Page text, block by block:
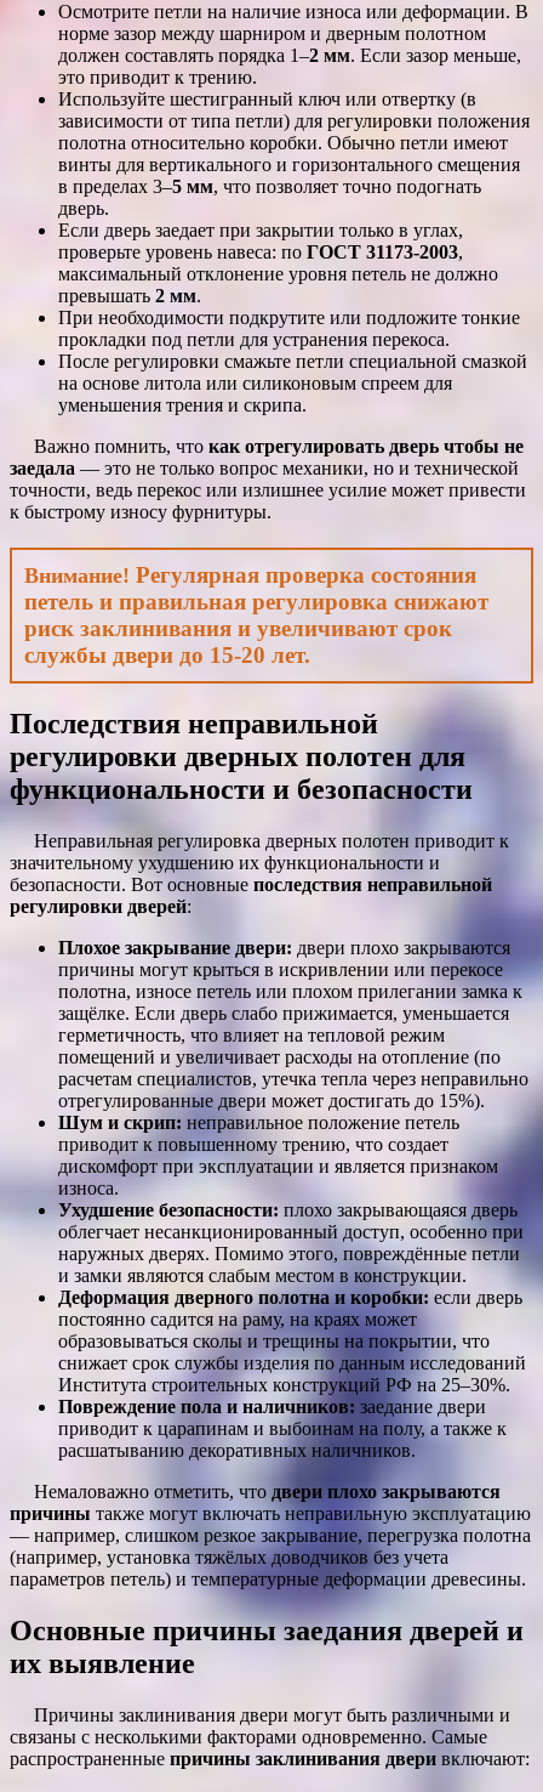
Осмотрите петли на наличие износа или деформации. В
норме зазор между шарниром и дверным полотном
должен составлять порядка 1–2 мм. Если зазор меньше,
это приводит к трению.
Используйте шестигранный ключ или отвертку (в
зависимости от типа петли) для регулировки положения
полотна относительно коробки. Обычно петли имеют
винты для вертикального и горизонтального смещения
в пределах 3–5 мм, что позволяет точно подогнать
дверь.
Если дверь заедает при закрытии только в углах,
проверьте уровень навеса: по ГОСТ 31173-2003,
максимальный отклонение уровня петель не должно
превышать 2 мм.
При необходимости подкрутите или подложите тонкие
прокладки под петли для устранения перекоса.
После регулировки смажьте петли специальной смазкой
на основе литола или силиконовым спреем для
уменьшения трения и скрипа.
Важно помнить, что как отрегулировать дверь чтобы не
заедала— это не только вопрос механики, но и технической
точности, ведь перекос или излишнее усилие может привести
к быстрому износу фурнитуры.
Внимание! Регулярная проверка состояния
петель и правильная регулировка снижают
риск заклинивания и увеличивают срок
службы двери до 15-20 лет.
Последствия неправильной
регулировки дверных полотен для
функциональности и безопасности
Неправильная регулировка дверных полотен приводит к
значительному ухудшению их функциональности и
безопасности. Вот основные последствия неправильной
регулировки дверей:
Плохое закрывание двери: двери плохо закрываются
причины могут крыться в искривлении или перекосе
полотна, износе петель или плохом прилегании замка к
защёлке. Если дверь слабо прижимается, уменьшается
герметичность, что влияет на тепловой режим
помещений и увеличивает расходы на отопление (по
расчетам специалистов, утечка тепла через неправильно
отрегулированные двери может достигать до 15%).
Шум и скрип: неправильное положение петель
приводит к повышенному трению, что создает
дискомфорт при эксплуатации и является признаком
износа.
Ухудшение безопасности: плохо закрывающаяся дверь
облегчает несанкционированный доступ, особенно при
наружных дверях. Помимо этого, повреждённые петли
и замки являются слабым местом в конструкции.
Деформация дверного полотна и коробки: если дверь
постоянно садится на раму, на краях может
образовываться сколы и трещины на покрытии, что
снижает срок службы изделия по данным исследований
Института строительных конструкций РФ на 25–30%.
Повреждение пола и наличников: заедание двери
приводит к царапинам и выбоинам на полу, а также к
расшатыванию декоративных наличников.
Немаловажно отметить, что двери плохо закрываются
причины также могут включать неправильную эксплуатацию
— например, слишком резкое закрывание, перегрузка полотна
(например, установка тяжёлых доводчиков без учета
параметров петель) и температурные деформации древесины.
Основные причины заедания дверей и
их выявление
Причины заклинивания двери могут быть различными и
связаны с несколькими факторами одновременно. Самые
распространенные причины заклинивания двери включают: